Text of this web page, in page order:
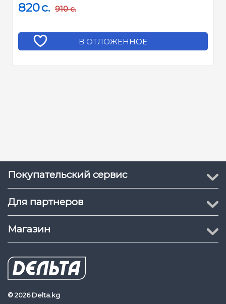
820c. 910 c.
В ОТЛОЖЕННОЕ
Покупательский сервис
Для партнеров
Магазин
© 2026 Delta.kg